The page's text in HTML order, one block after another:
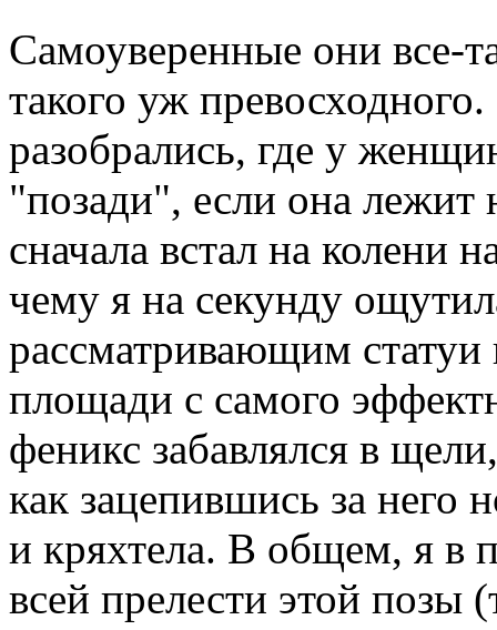
Самоуверенные они все-
такого уж
разобрались, где у
"позади", если она
сначала встал на колени
чему я на секунду
рассматривающим
площади с самого
феникс забавлялся в
как зацепившись за него
и кряхтела. В общем, я в
всей прелести этой позы